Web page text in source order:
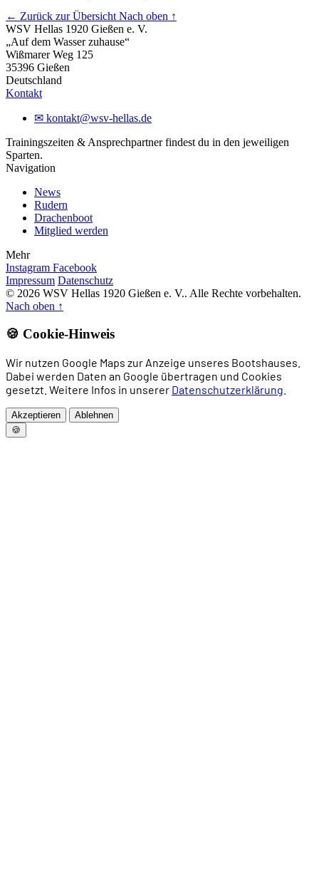
← Zurück zur Übersicht Nach oben ↑
WSV Hellas 1920 Gießen e. V.
„Auf dem Wasser zuhause“
Wißmarer Weg 125
35396 Gießen
Deutschland
Kontakt
✉ kontakt@wsv-hellas.de
Trainingszeiten & Ansprechpartner findest du in den jeweiligen
Sparten.
Navigation
News
Rudern
Drachenboot
Mitglied werden
Mehr
Instagram Facebook
Impressum Datenschutz
© 2026 WSV Hellas 1920 Gießen e. V.. Alle Rechte vorbehalten.
Nach oben ↑
🍪 Cookie-Hinweis
Wir nutzen Google Maps zur Anzeige unseres Bootshauses.
Dabei werden Daten an Google übertragen und Cookies
gesetzt. Weitere Infos in unserer Datenschutzerklärung
Akzeptieren
Ablehnen
🍪